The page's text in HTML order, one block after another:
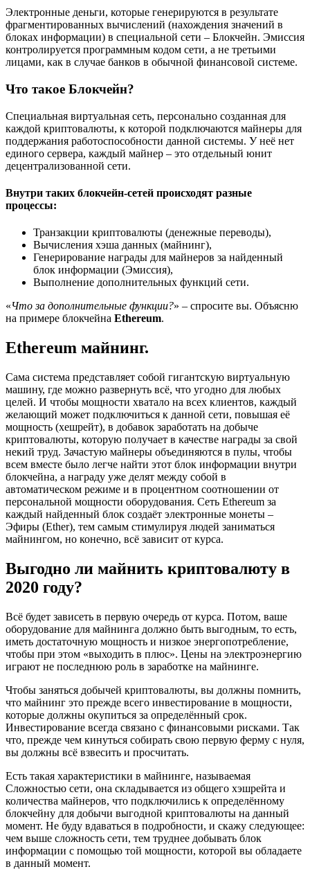
Электронные деньги, которые генерируются в результате
фрагментированных вычислений (нахождения значений в
блоках информации) в специальной сети – Блокчейн. Эмиссия
контролируется программным кодом сети, а не третьими
лицами, как в случае банков в обычной финансовой системе.
Что такое Блокчейн?
Специальная виртуальная сеть, персонально созданная для
каждой криптовалюты, к которой подключаются майнеры для
поддержания работоспособности данной системы. У неё нет
единого сервера, каждый майнер – это отдельный юнит
децентрализованной сети.
Внутри таких блокчейн-сетей происходят разные
процессы:
Транзакции криптовалюты (денежные переводы),
Вычисления хэша данных (майнинг),
Генерирование награды для майнеров за найденный
блок информации (Эмиссия),
Выполнение дополнительных функций сети.
«Что за дополнительные функции?» – спросите вы. Объясню
на примере блокчейна Ethereum.
Ethereum майнинг.
Сама система представляет собой гигантскую виртуальную
машину, где можно развернуть всё, что угодно для любых
целей. И чтобы мощности хватало на всех клиентов, каждый
желающий может подключиться к данной сети, повышая её
мощность (хешрейт), в добавок заработать на добыче
криптовалюты, которую получает в качестве награды за свой
некий труд. Зачастую майнеры объединяются в пулы, чтобы
всем вместе было легче найти этот блок информации внутри
блокчейна, а награду уже делят между собой в
автоматическом режиме и в процентном соотношении от
персональной мощности оборудования. Сеть Ethereum за
каждый найденный блок создаёт электронные монеты –
Эфиры (Ether), тем самым стимулируя людей заниматься
майнингом, но конечно, всё зависит от курса.
Выгодно ли майнить криптовалюту в
2020 году?
Всё будет зависеть в первую очередь от курса. Потом, ваше
оборудование для майнинга должно быть выгодным, то есть,
иметь достаточную мощность и низкое энергопотребление,
чтобы при этом «выходить в плюс». Цены на электроэнергию
играют не последнюю роль в заработке на майнинге.
Чтобы заняться добычей криптовалюты, вы должны помнить,
что майнинг это прежде всего инвестирование в мощности,
которые должны окупиться за определённый срок.
Инвестирование всегда связано с финансовыми рисками. Так
что, прежде чем кинуться собирать свою первую ферму с нуля,
вы должны всё взвесить и просчитать.
Есть такая характеристики в майнинге, называемая
Сложностью сети, она складывается из общего хэшрейта и
количества майнеров, что подключились к определённому
блокчейну для добычи выгодной криптовалюты на данный
момент. Не буду вдаваться в подробности, и скажу следующее:
чем выше сложность сети, тем труднее добывать блок
информации с помощью той мощности, которой вы обладаете
в данный момент.